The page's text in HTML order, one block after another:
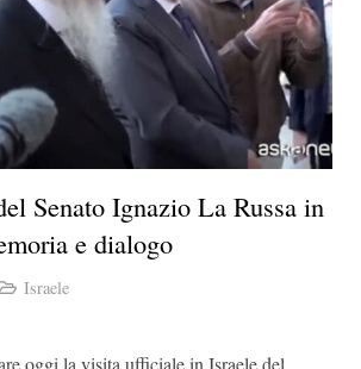
Senato Ignazio La Russa in
e dialogo
Israele
oggi la visita ufficiale in Israele del